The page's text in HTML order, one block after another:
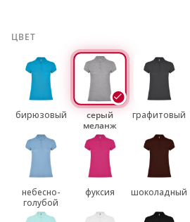
ЦВЕТ
бирюзовый
серый
меланж
графитовый
небесно-
голубой
фуксия шоколадный